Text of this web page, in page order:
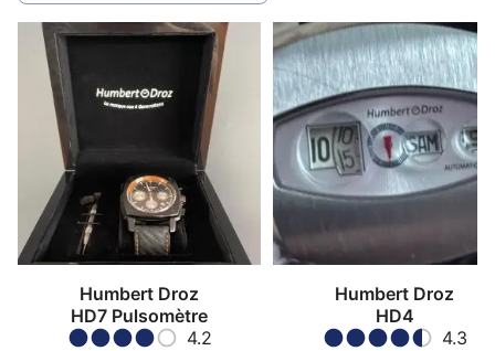
Humbert Droz
HD7 Pulsomètre
4.2
Humbert Droz
HD4
4.3